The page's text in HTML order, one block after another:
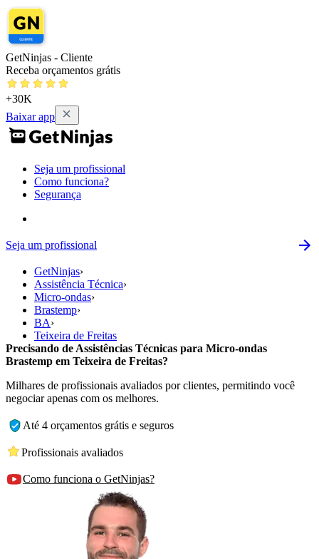
GetNinjas - Cliente
Receba orçamentos grátis
+30K
Baixar app
Seja um profissional
Como funciona?
Segurança
Seja um profissional
GetNinjas›
Assistência Técnica›
Micro-ondas›
Brastemp›
BA›
Teixeira de Freitas
Precisando de Assistências Técnicas para Micro-ondas
Brastemp em Teixeira de Freitas?
Milhares de profissionais avaliados por clientes, permitindo você
negociar apenas com os melhores.
Até 4 orçamentos grátis e seguros
Profissionais avaliados
Como funciona o GetNinjas?